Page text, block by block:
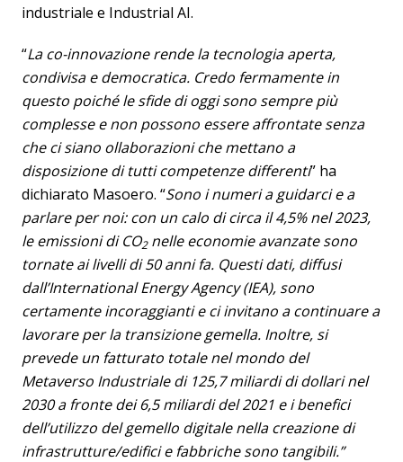
industriale e Industrial AI.
“La co-innovazione rende la tecnologia aperta,
condivisa e democratica. Credo fermamente in
questo poiché le sfide di oggi sono sempre più
complesse e non possono essere affrontate senza
che ci siano ollaborazioni che mettano a
disposizione di tutti competenze differenti” ha
dichiarato Masoero. “Sono i numeri a guidarci e a
parlare per noi: con un calo di circa il 4,5% nel 2023,
le emissioni di CO2nelle economie avanzate sono
tornate ai livelli di 50 anni fa. Questi dati, diffusi
dall’International Energy Agency (IEA), sono
certamente incoraggianti e ci invitano a continuare a
lavorare per la transizione gemella. Inoltre, si
prevede un fatturato totale nel mondo del
Metaverso Industriale di 125,7 miliardi di dollari nel
2030 a fronte dei 6,5 miliardi del 2021 e i benefici
dell’utilizzo del gemello digitale nella creazione di
infrastrutture/edifici e fabbriche sono tangibili.”